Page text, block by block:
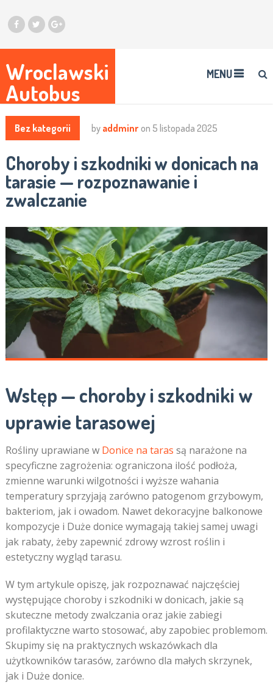
Wroclawski
Autobus
MENU
Bez kategorii by addminr on 5 listopada 2025
Choroby i szkodniki w donicach na
tarasie — rozpoznawanie i
zwalczanie
Wstęp — choroby i szkodniki w
uprawie tarasowej
Rośliny uprawiane w Donice na taras są narażone na
specyficzne zagrożenia: ograniczona ilość podłoża,
zmienne warunki wilgotności i wyższe wahania
temperatury sprzyjają zarówno patogenom grzybowym,
bakteriom, jak i owadom. Nawet dekoracyjne balkonowe
kompozycje i Duże donice wymagają takiej samej uwagi
jak rabaty, żeby zapewnić zdrowy wzrost roślin i
estetyczny wygląd tarasu.
W tym artykule opiszę, jak rozpoznawać najczęściej
występujące choroby i szkodniki w donicach, jakie są
skuteczne metody zwalczania oraz jakie zabiegi
profilaktyczne warto stosować, aby zapobiec problemom.
Skupimy się na praktycznych wskazówkach dla
użytkowników tarasów, zarówno dla małych skrzynek,
jak i Duże donice.